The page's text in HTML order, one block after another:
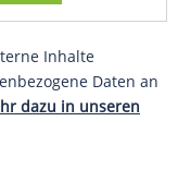
Inhalte
Daten an
dazu in unseren